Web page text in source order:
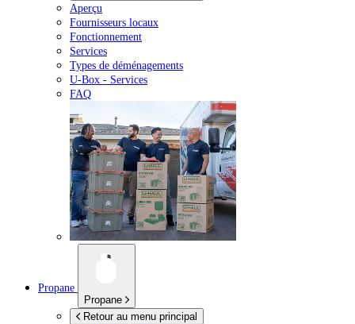
Aperçu
Fournisseurs locaux
Fonctionnement
Services
Types de déménagements
U-Box - Services
FAQ
Propane
Propane
Retour au menu principal